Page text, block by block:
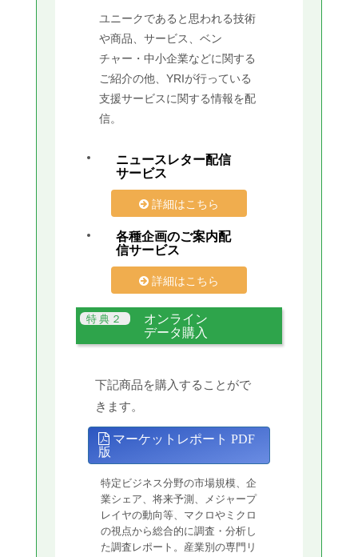
ユニークであると思われる技術
や商品、サービス、ベン
チャー・中小企業などに関する
ご紹介の他、YRIが行っている
支援サービスに関する情報を配
信。
ニュースレター配信
サービス
詳細はこちら
各種企画のご案内配
信サービス
詳細はこちら
オンライン
データ購入
下記商品を購入することがで
きます。
マーケットレポート PDF
版
特定ビジネス分野の市場規模、企
業シェア、将来予測、メジャープ
レイヤの動向等、マクロやミクロ
の視点から総合的に調査・分析し
た調査レポート。産業別の専門リ